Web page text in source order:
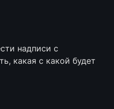
надписи с
какая с какой будет